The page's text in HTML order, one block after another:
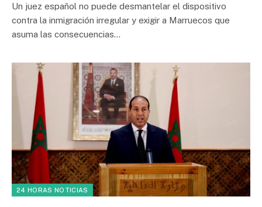
Un juez español no puede desmantelar el dispositivo
contra la inmigración irregular y exigir a Marruecos que
asuma las consecuencias…
24 HORAS NOTICIAS